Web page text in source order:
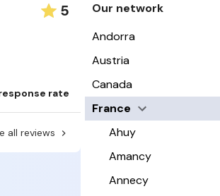
5
rate
all reviews
Our network
Andorra
Austria
Canada
France
Ahuy
Amancy
Annecy